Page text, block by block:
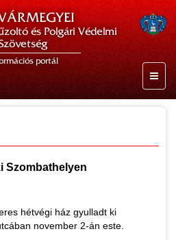
és Polgári Védelmi
portál
Szombathelyen
hétvégi ház gyulladt ki
november 2-án este.